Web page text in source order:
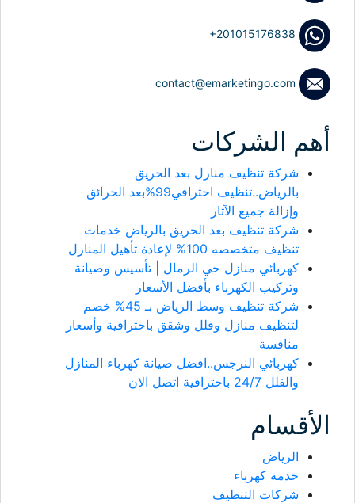
+201015176838
contact@emarketingo.com
أهم الشركات
شركة تنظيف منازل بعد الحريق
بالرياض..تنظيف احترافي99%بعد الحرائق
وإزالة جميع الآثار
شركة تنظيف بعد الحريق بالرياض خدمات
تنظيف متخصصه 100% لإعادة تأهيل المنازل
كهربائي منازل حي الرمال | تأسيس وصيانة
وتركيب الكهرباء بأفضل الأسعار
شركة تنظيف وسط الرياض بـ 45% خصم
لتنظيف منازل وفلل وشقق باحترافية وأسعار
منافسة
كهربائي النرجس..افضل صيانة كهرباء المنازل
والفلل 24/7 باحترافية اتصل الان
الأقسام
الرياض
خدمة كهرباء
شركات التنظيف